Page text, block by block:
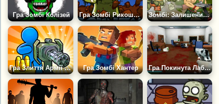
Гра Зомбі Колізей Гра Зомбі Рикошет 2 Зомбі: Залишений Вмирати
Гра Злиття Армії Проти Зомбі Гра Зомбі Хантер Гра Покинута Лабораторія 2